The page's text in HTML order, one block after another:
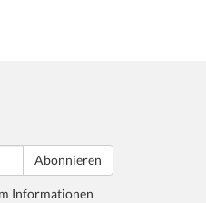
Abonnieren
Informationen